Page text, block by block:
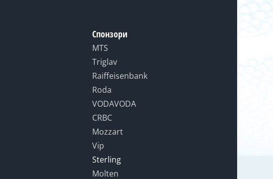
Спонзори
MTS
Triglav
Raiffeisenbank
Roda
VODAVODA
CRBC
Mozzart
Vip
Sterling
Molten